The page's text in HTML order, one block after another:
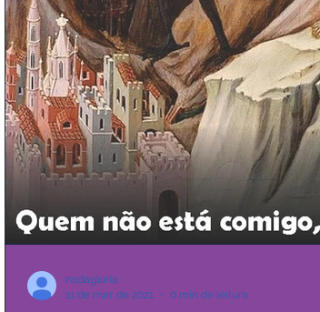
nsdagloria
11 de mar. de 2021
0 min de leitura